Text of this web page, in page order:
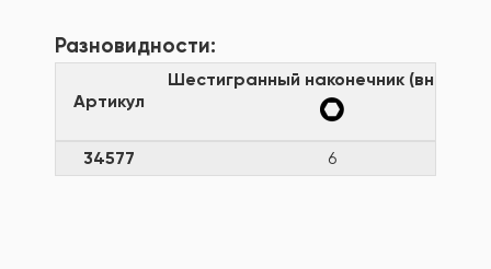
Разновидности:
Артикул
Шестигранный наконечник
34577 6